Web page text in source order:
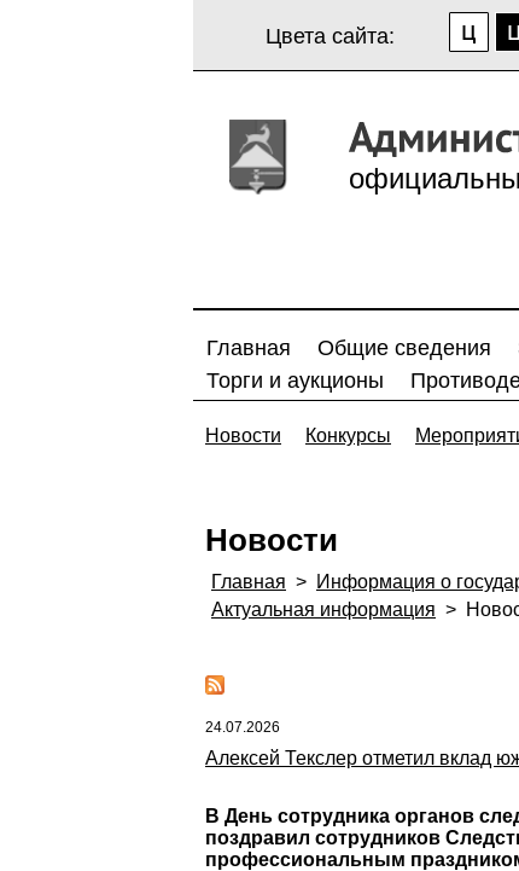
Цвета сайта:
Главная Общие сведения
Торги и аукционы
Новости Конкурсы
Новости
Главная > Информация о
Актуальная информация >
24.07.2026
Алексей Текслер отметил вклад
В День сотрудника органов
поздравил сотрудников
профессиональным